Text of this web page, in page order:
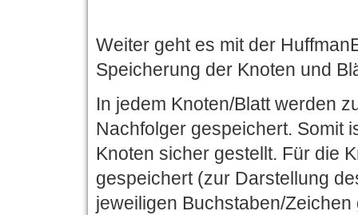
Weiter geht es mit der
Speicherung der Knoten und
In jedem Knoten/Blatt werden
Nachfolger gespeichert. Somit
Knoten sicher gestellt. Für die
gespeichert (zur Darstellung
jeweiligen Buchstaben/